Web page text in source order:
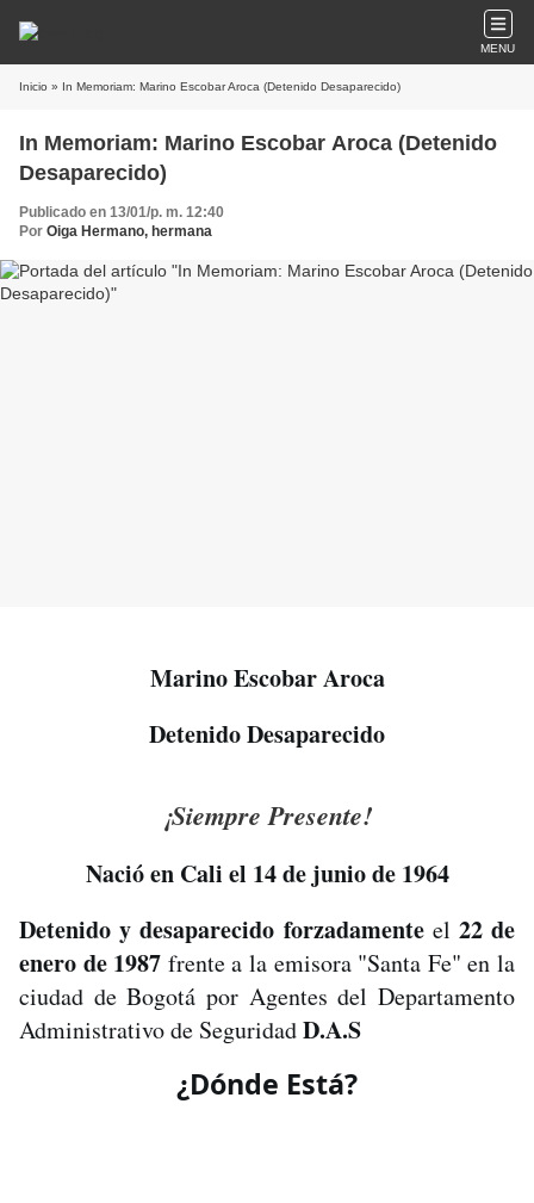
MENU
Inicio » In Memoriam: Marino Escobar Aroca (Detenido Desaparecido)
In Memoriam: Marino Escobar Aroca (Detenido
Desaparecido)
Publicado en 13/01/p. m. 12:40
Por Oiga Hermano, hermana
Marino Escobar Aroca
Detenido Desaparecido
¡Siempre Presente!
Nació en Cali el 14 de junio de 1964
Detenido y desaparecido forzadamente el 22 de
enero de 1987 frente a la emisora "Santa Fe" en la
ciudad de Bogotá por Agentes del Departamento
Administrativo de SeguridadD.A.S
¿Dónde Está?